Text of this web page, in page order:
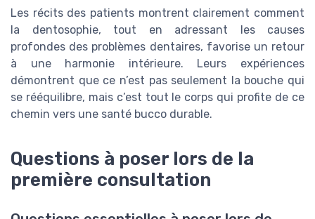
Les récits des patients montrent clairement comment
la dentosophie, tout en adressant les causes
profondes des problèmes dentaires, favorise un retour
à une harmonie intérieure. Leurs expériences
démontrent que ce n’est pas seulement la bouche qui
se rééquilibre, mais c’est tout le corps qui profite de ce
chemin vers une santé bucco durable.
Questions à poser lors de la
première consultation